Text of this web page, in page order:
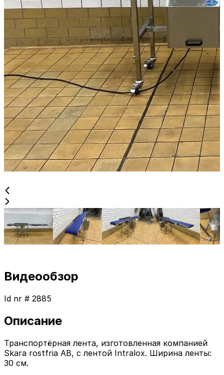
Видеообзор
Id nr # 2885
Описание
Транспортёрная лента, изготовленная компанией
Skara rostfria AB, с лентой Intralox. Ширина ленты:
30 см.